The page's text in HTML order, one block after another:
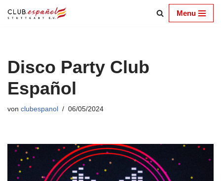
Menu
Disco Party Club
Español
von clubespanol 06/05/2024